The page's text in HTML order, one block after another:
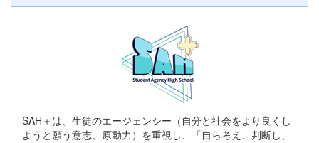
SAH＋は、生徒のエージェンシー（自分と社会をより良くし
ようと願う意志、原動力）を重視し、「自ら考え、判断し、